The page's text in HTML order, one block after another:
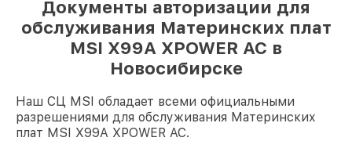
Документы авторизации для
обслуживания Материнских плат
MSI X99A XPOWER AC в
Новосибирске
Наш СЦ MSI обладает всеми официальными
разрешениями для обслуживания Материнских
плат MSI X99A XPOWER AC.